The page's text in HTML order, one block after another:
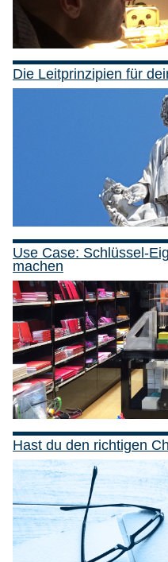
Die Leitprinzipien für
Use Case: Schlüssel-
machen
Hast du den richtigen